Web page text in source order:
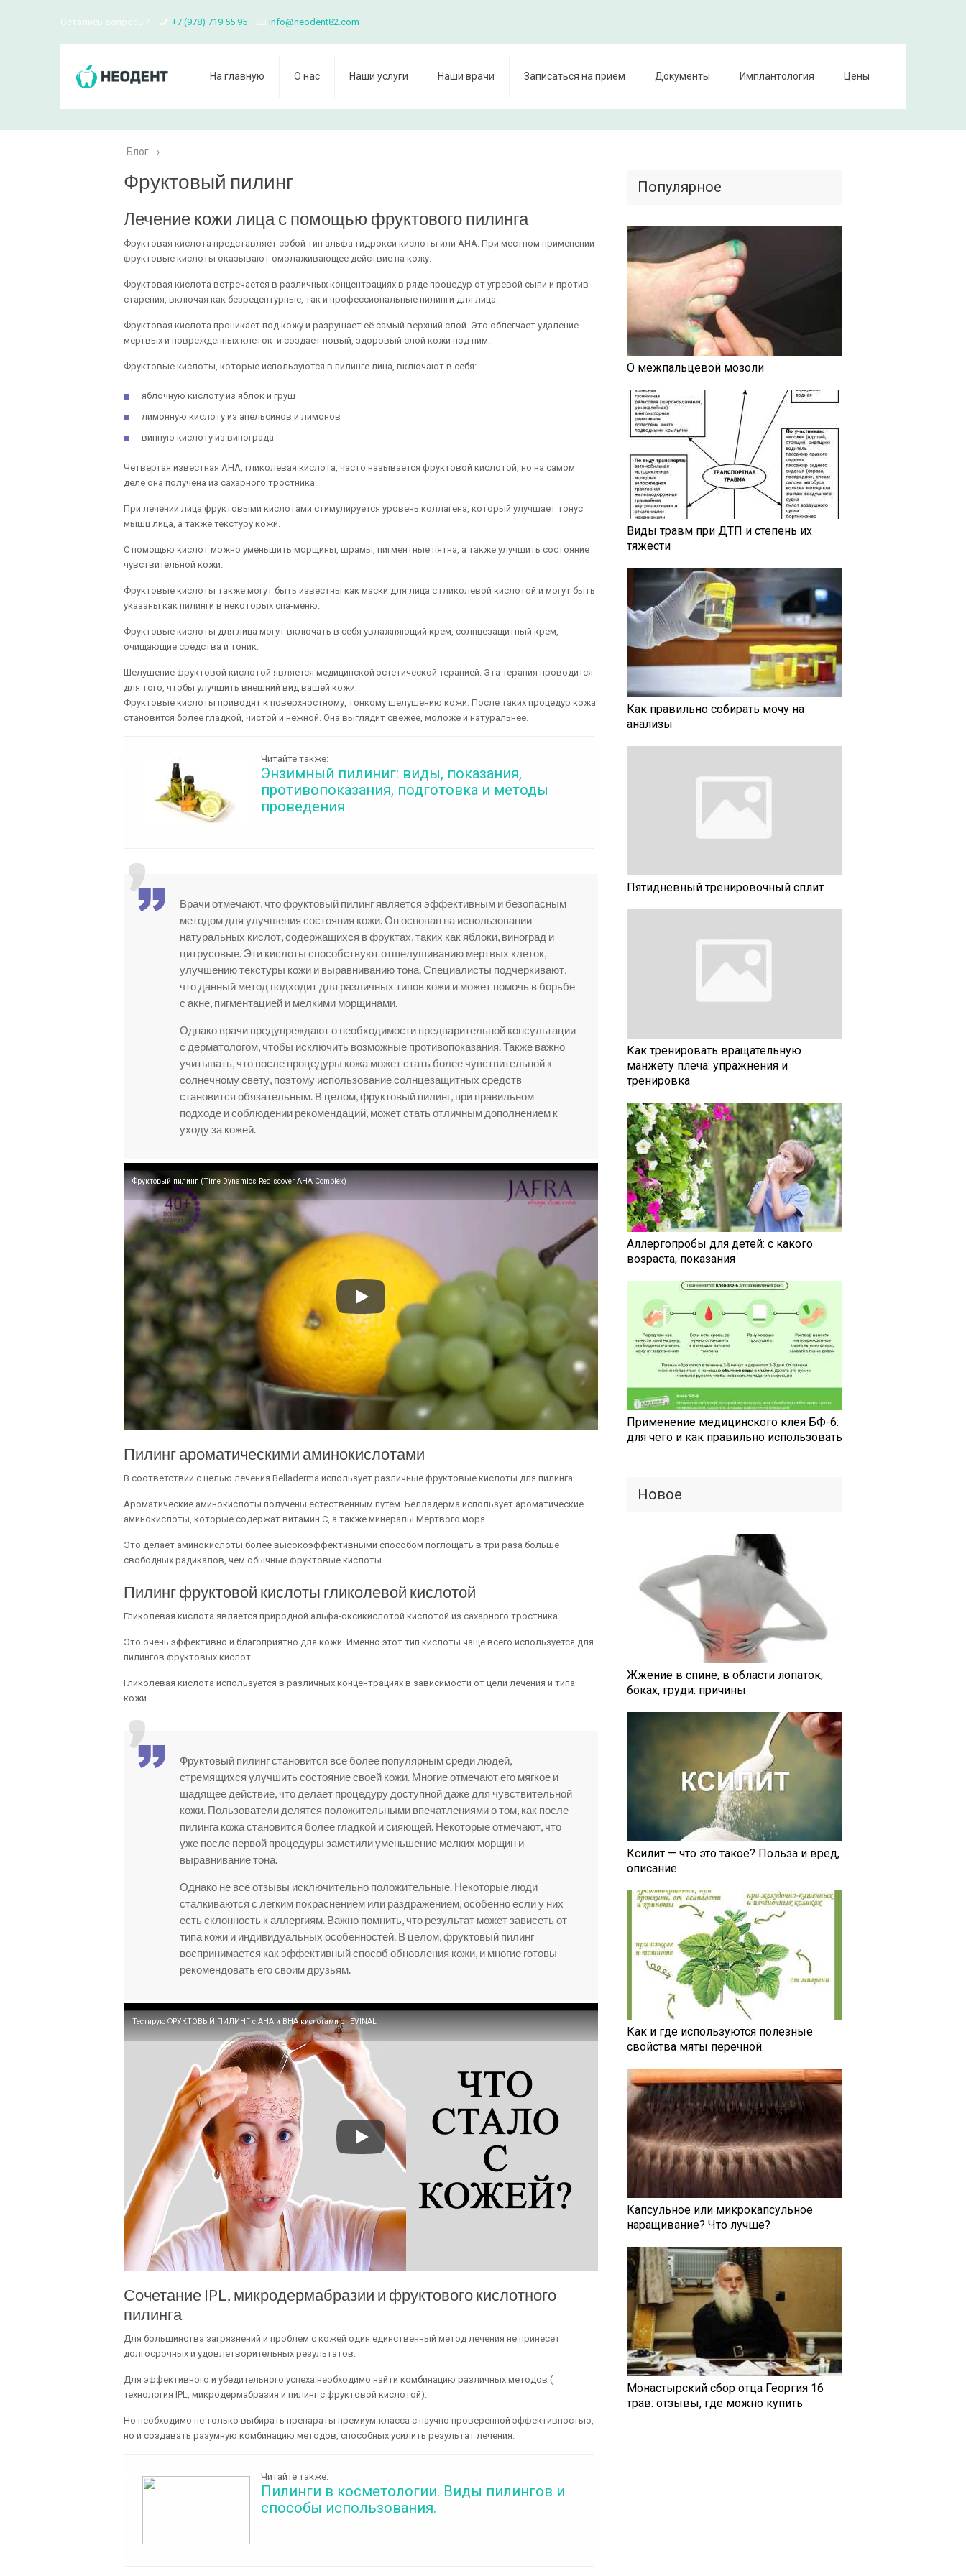
Остались вопросы? +7 (978) 719 55 95 info@neodent82.com
На главную О нас Наши услуги Наши врачи Записаться на прием Документы Имплантология Цены
Блог ›
Фруктовый пилинг
Лечение кожи лица с помощью фруктового пилинга
Фруктовая кислота представляет собой тип альфа-гидрокси кислоты или АНА. При местном применении
фруктовые кислоты оказывают омолаживающее действие на кожу.
Фруктовая кислота встречается в различных концентрациях в ряде процедур от угревой сыпи и против
старения, включая как безрецептурные, так и профессиональные пилинги для лица.
Фруктовая кислота проникает под кожу и разрушает её самый верхний слой. Это облегчает удаление
мертвых и поврежденных клеток и создает новый, здоровый слой кожи под ним.
Фруктовые кислоты, которые используются в пилинге лица, включают в себя:
яблочную кислоту из яблок и груш
лимонную кислоту из апельсинов и лимонов
винную кислоту из винограда
Четвертая известная AHA, гликолевая кислота, часто называется фруктовой кислотой, но на самом
деле она получена из сахарного тростника.
При лечении лица фруктовыми кислотами стимулируется уровень коллагена, который улучшает тонус
мышц лица, а также текстуру кожи.
С помощью кислот можно уменьшить морщины, шрамы, пигментные пятна, а также улучшить состояние
чувствительной кожи.
Фруктовые кислоты также могут быть известны как маски для лица с гликолевой кислотой и могут быть
указаны как пилинги в некоторых спа-меню.
Фруктовые кислоты для лица могут включать в себя увлажняющий крем, солнцезащитный крем,
очищающие средства и тоник.
Шелушение фруктовой кислотой является медицинской эстетической терапией. Эта терапия проводится
для того, чтобы улучшить внешний вид вашей кожи.
Фруктовые кислоты приводят к поверхностному, тонкому шелушению кожи. После таких процедур кожа
становится более гладкой, чистой и нежной. Она выглядит свежее, моложе и натуральнее.
Читайте также:
Энзимный пилиниг: виды, показания,
противопоказания, подготовка и методы
проведения
Врачи отмечают, что фруктовый пилинг является эффективным и безопасным
методом для улучшения состояния кожи. Он основан на использовании
натуральных кислот, содержащихся в фруктах, таких как яблоки, виноград и
цитрусовые. Эти кислоты способствуют отшелушиванию мертвых клеток,
улучшению текстуры кожи и выравниванию тона. Специалисты подчеркивают,
что данный метод подходит для различных типов кожи и может помочь в борьбе
с акне, пигментацией и мелкими морщинами.
Однако врачи предупреждают о необходимости предварительной консультации
с дерматологом, чтобы исключить возможные противопоказания. Также важно
учитывать, что после процедуры кожа может стать более чувствительной к
солнечному свету, поэтому использование солнцезащитных средств
становится обязательным. В целом, фруктовый пилинг, при правильном
подходе и соблюдении рекомендаций, может стать отличным дополнением к
уходу за кожей.
Фруктовый пилинг (Time Dynamics Rediscover AHA Complex)
Пилинг ароматическими аминокислотами
В соответствии с целью лечения Belladerma использует различные фруктовые кислоты для пилинга.
Ароматические аминокислоты получены естественным путем. Белладерма использует ароматические
аминокислоты, которые содержат витамин С, а также минералы Мертвого моря.
Это делает аминокислоты более высокоэффективными способом поглощать в три раза больше
свободных радикалов, чем обычные фруктовые кислоты.
Пилинг фруктовой кислоты гликолевой кислотой
Гликолевая кислота является природной альфа-оксикислотой кислотой из сахарного тростника.
Это очень эффективно и благоприятно для кожи. Именно этот тип кислоты чаще всего используется для
пилингов фруктовых кислот.
Гликолевая кислота используется в различных концентрациях в зависимости от цели лечения и типа
кожи.
Фруктовый пилинг становится все более популярным среди людей,
стремящихся улучшить состояние своей кожи. Многие отмечают его мягкое и
щадящее действие, что делает процедуру доступной даже для чувствительной
кожи. Пользователи делятся положительными впечатлениями о том, как после
пилинга кожа становится более гладкой и сияющей. Некоторые отмечают, что
уже после первой процедуры заметили уменьшение мелких морщин и
выравнивание тона.
Однако не все отзывы исключительно положительные. Некоторые люди
сталкиваются с легким покраснением или раздражением, особенно если у них
есть склонность к аллергиям. Важно помнить, что результат может зависеть от
типа кожи и индивидуальных особенностей. В целом, фруктовый пилинг
воспринимается как эффективный способ обновления кожи, и многие готовы
рекомендовать его своим друзьям.
Тестирую ФРУКТОВЫЙ ПИЛИНГ с АНА и ВНА кислотами от EVINAL
Сочетание IPL, микродермабразии и фруктового кислотного
пилинга
Для большинства загрязнений и проблем с кожей один единственный метод лечения не принесет
долгосрочных и удовлетворительных результатов.
Для эффективного и убедительного успеха необходимо найти комбинацию различных методов (
технология IPL, микродермабразия и пилинг с фруктовой кислотой).
Но необходимо не только выбирать препараты премиум-класса с научно проверенной эффективностью,
но и создавать разумную комбинацию методов, способных усилить результат лечения.
Читайте также:
Пилинги в косметологии. Виды пилингов и
способы использования.
Популярное
О межпальцевой мозоли
Виды травм при ДТП и степень их
тяжести
Как правильно собирать мочу на
анализы
Пятидневный тренировочный сплит
Как тренировать вращательную
манжету плеча: упражнения и
тренировка
Аллергопробы для детей: с какого
возраста, показания
Применение медицинского клея БФ-6:
для чего и как правильно использовать
Новое
Жжение в спине, в области лопаток,
боках, груди: причины
Ксилит — что это такое? Польза и вред,
описание
Как и где используются полезные
свойства мяты перечной.
Капсульное или микрокапсульное
наращивание? Что лучше?
Монастырский сбор отца Георгия 16
трав: отзывы, где можно купить